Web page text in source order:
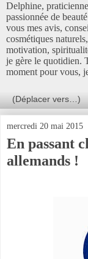
Delphine,
passionnée de
vous mes avis,
cosmétiques
motivation,
je gère le quotidien.
moment pour vous,
mercredi 20 mai 2015
En passant
allemands !